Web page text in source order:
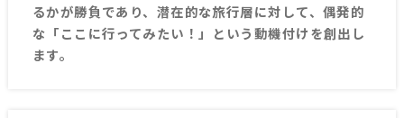
るかが勝負であり、潜在的な旅行層に対して、偶発的
な「ここに行ってみたい！」という動機付けを創出し
ます。